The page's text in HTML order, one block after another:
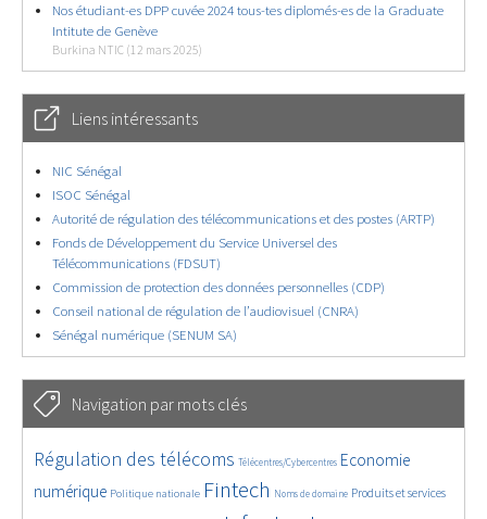
Nos étudiant-es DPP cuvée 2024 tous-tes diplomés-es de la Graduate
Intitute de Genève
Burkina NTIC (12 mars 2025)
Liens intéressants
NIC Sénégal
ISOC Sénégal
Autorité de régulation des télécommunications et des postes (ARTP)
Fonds de Développement du Service Universel des
Télécommunications (FDSUT)
Commission de protection des données personnelles (CDP)
Conseil national de régulation de l’audiovisuel (CNRA)
Sénégal numérique (SENUM SA)
Navigation par mots clés
4533/5453
Régulation des télécoms
348/5453 Télécentres/Cybercentres
3627/5453
Economie
numérique
1827/5453
Politique nationale
5105/5453 Fintech
654/5453
Noms de domaine
2293/5453 Produits et services
1508/5453